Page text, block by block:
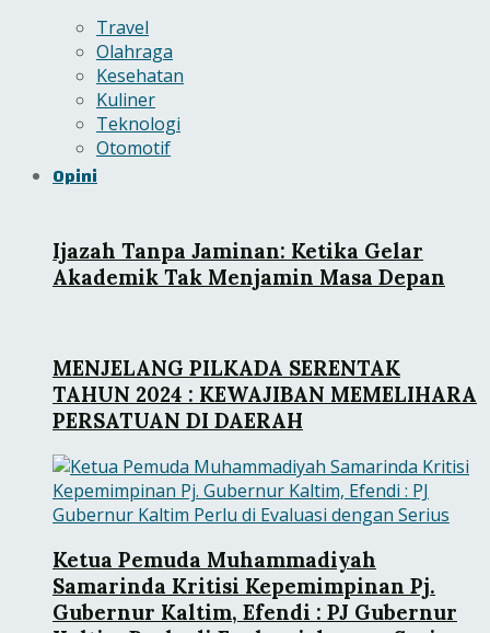
Travel
Olahraga
Kesehatan
Kuliner
Teknologi
Otomotif
Opini
Ijazah Tanpa Jaminan: Ketika Gelar
Akademik Tak Menjamin Masa Depan
MENJELANG PILKADA SERENTAK
TAHUN 2024 : KEWAJIBAN MEMELIHARA
PERSATUAN DI DAERAH
Ketua Pemuda Muhammadiyah
Samarinda Kritisi Kepemimpinan Pj.
Gubernur Kaltim, Efendi : PJ Gubernur